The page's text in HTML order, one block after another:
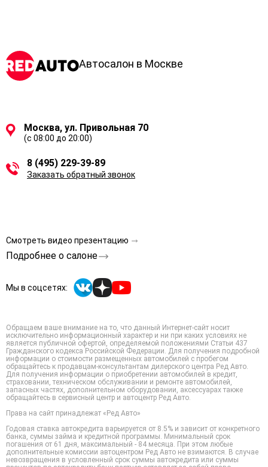
Автосалон в Москве
Москва, ул. Привольная 70
(с 08:00 до 20:00)
8 (495) 229-39-89
Заказать обратный звонок
Смотреть видео презентацию
Подробнее о салоне
Мы в соцсетях:
Обращаем ваше внимание на то, что данный Интернет-сайт носит
исключительно информационный характер и ни при каких условиях не
является публичной офертой, определяемой положениями Статьи 437
Гражданского кодекса Российской Федерации. Для получения подробной
информации о стоимости размещенных автомобилей с пробегом
обращайтесь к продавцам-консультантам дилерского центра Ред Авто.
Для получения информации о приобретении автомобилей в кредит,
страховании, техническом обслуживании и ремонте автомобилей,
запасных частях, дополнительном оборудовании, аксессуарах также
обращайтесь в сервисный центр и автоцентр Ред Авто.
Права на сайт принадлежат «Ред Авто»
Годовая ставка автокредита варьируется от 8.5% и зависит от конкретного
банка, суммы займа и кредитной программы. Минимальный срок
погашения от 61 дня, максимальный - 84 месяца. При этом любые
дополнительные комиссии автоцентром Ред Авто не взимаются. В случае
невозвращения в условленный срок суммы автокредита или суммы